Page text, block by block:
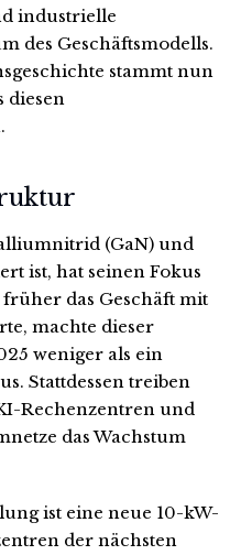
industrielle
des Geschäftsmodells.
stammt nun
diesen
(GaN) und
ist, hat seinen Fokus
das Geschäft mit
machte dieser
weniger als ein
Stattdessen treiben
Rechenzentren und
das Wachstum
ist eine neue 10-kW-
der nächsten